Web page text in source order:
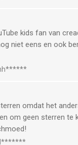
and app
channels available
other content it thinks
all approved
up and now it seems
is bare minimum
claim to offer..
kids fan van
niet eens en ook
omdat het
om geen sterren te